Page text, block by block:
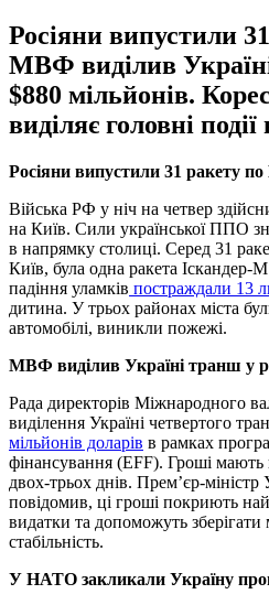
Росіяни випустили
МВФ виділив
$880 мільйонів.
виділяє головні
Росіяни випустили 31 ракету
Війська РФ у ніч на четвер
на Київ. Сили української ППО
в напрямку столиці. Серед 31
Київ, була одна ракета
падіння уламків постраждали 13
дитина. У трьох районах міста
автомобілі, виникли пожежі.
МВФ виділив Україні транш у
Рада директорів Міжнародного
виділення Україні четвертого
мільйонів доларів в рамках
фінансування (EFF). Гроші мають
двох-трьох днів. Премʼєр-
повідомив, ці гроші покриють
видатки та допоможуть зберігати
стабільність.
У НАТО закликали Україну